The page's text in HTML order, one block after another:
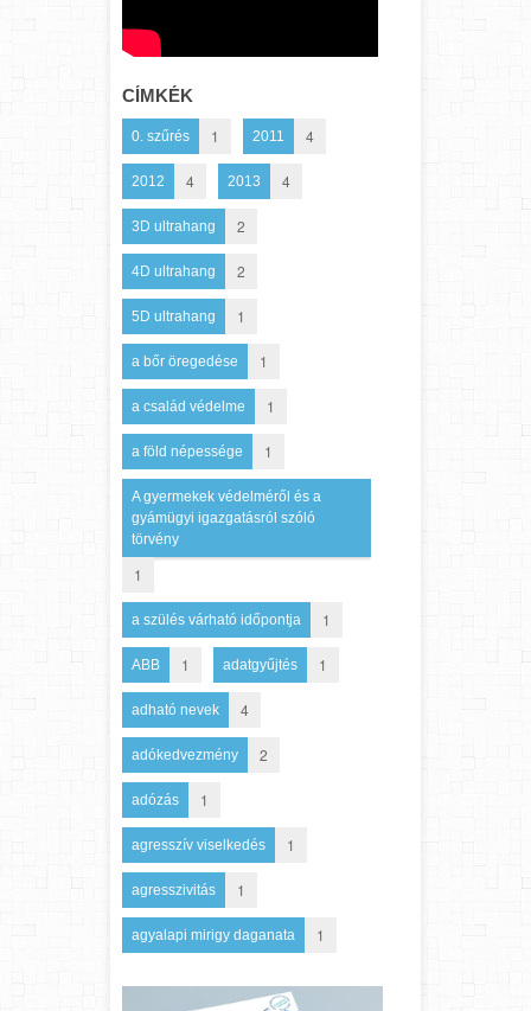
CÍMKÉK
0. szűrés 1 2011 4
2012 4 2013 4
3D ultrahang 2
4D ultrahang 2
5D ultrahang 1
a bőr öregedése 1
a család védelme 1
a föld népessége 1
A gyermekek védelméről és a
gyámügyi igazgatásról szóló
törvény
1
a szülés várható időpontja 1
ABB 1 adatgyűjtés 1
adható nevek 4
adókedvezmény 2
adózás 1
agresszív viselkedés 1
agresszivitás 1
agyalapi mirigy daganata 1